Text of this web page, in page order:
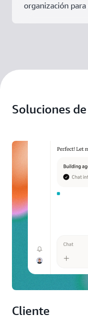
organización
Soluciones
Cliente